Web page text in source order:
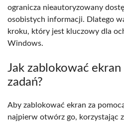
ogranicza nieautoryzowany
osobistych informacji. Dlatego
kroku, który jest kluczowy dla
Windows.
Jak zablokować
zadań?
Aby zablokować ekran za
najpierw otwórz go, korzystając